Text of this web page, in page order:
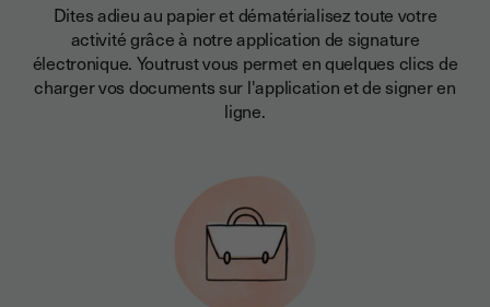
Dites adieu au papier et dématérialisez toute votre
activité grâce à notre application de signature
électronique. Youtrust vous permet en quelques clics de
charger vos documents sur l'application et de signer en
ligne.